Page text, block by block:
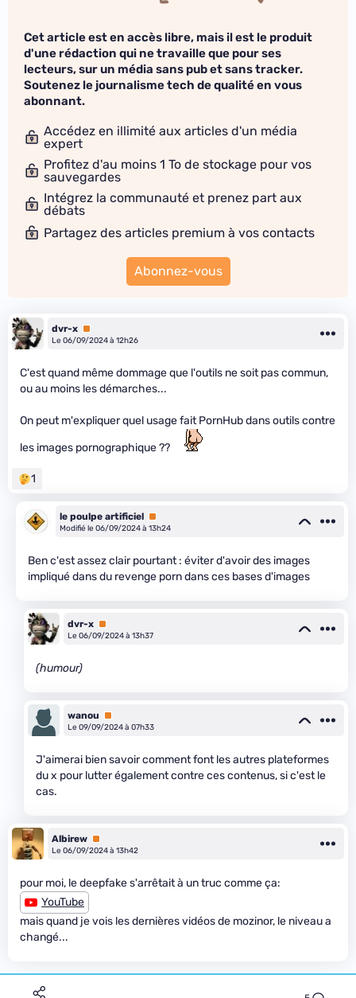
Cet article est en accès libre, mais il est le produit
d'une rédaction qui ne travaille que pour ses
lecteurs, sur un média sans pub et sans tracker.
Soutenez le journalisme tech de qualité en vous
abonnant.
Accédez en illimité aux articles d'un média
expert
Profitez d'au moins 1 To de stockage pour vos
sauvegardes
Intégrez la communauté et prenez part aux
débats
Partagez des articles premium à vos contacts
Abonnez-vous
dvr-x Premium
Le 06/09/2024 à 12h26
C'est quand même dommage que l'outils ne soit pas commun,
ou au moins les démarches...
On peut m'expliquer quel usage fait PornHub dans outils contre
les images pornographique ??
1
le poulpe artificiel Premium
Modifié le 06/09/2024 à 13h24
Ben c'est assez clair pourtant : éviter d'avoir des images
impliqué dans du revenge porn dans ces bases d'images
dvr-x Premium
Le 06/09/2024 à 13h37
(humour)
wanou
Premium
Le 09/09/2024 à 07h33
J'aimerai bien savoir comment font les autres plateformes
du x pour lutter également contre ces contenus, si c'est le
cas.
Albirew Premium
Le 06/09/2024 à 13h42
pour moi, le deepfake s'arrêtait à un truc comme ça:
YouTube
mais quand je vois les dernières vidéos de mozinor, le niveau a
changé...